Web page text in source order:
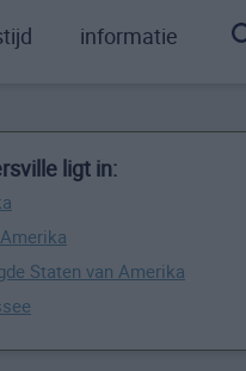
informatie
ligt in:
Staten van Amerika